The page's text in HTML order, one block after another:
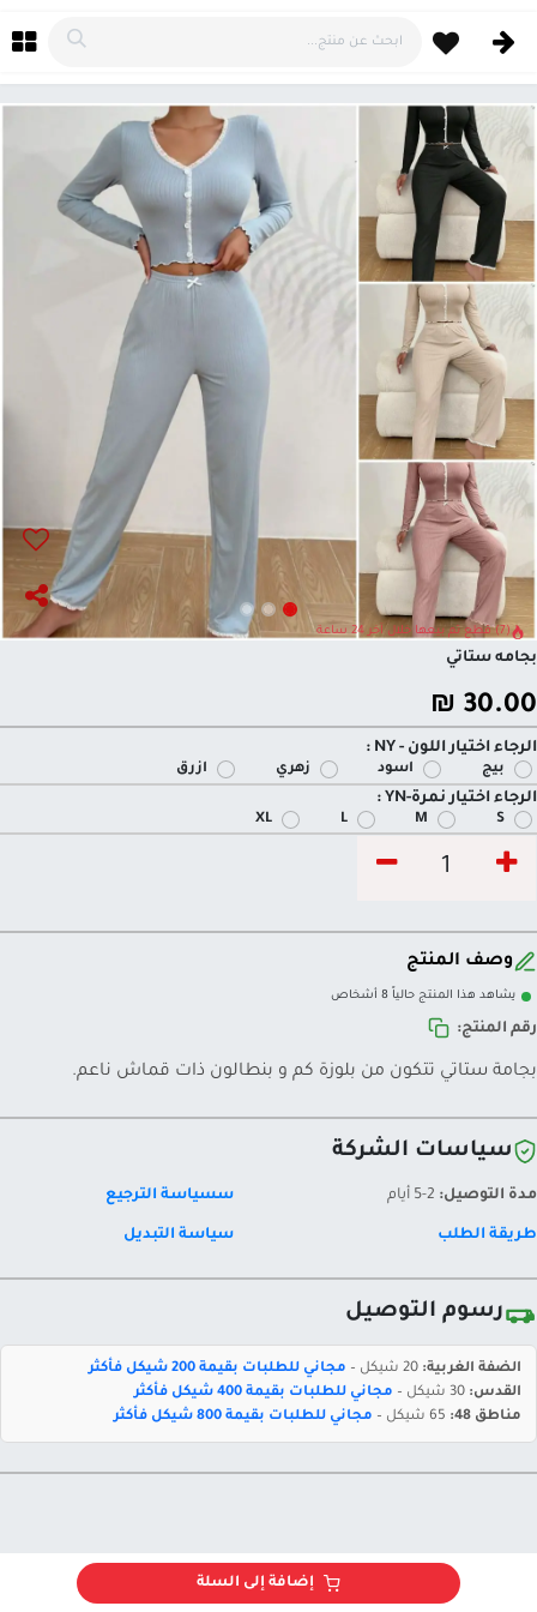
إضافة إلى السلة
(7) قطع تم بيعها خلال آخر 24 ساعة
بجامه ستاتي
30.00
₪
الرجاء اختيار اللون - NY :
بيج اسود زهري ازرق
الرجاء اختيار نمرة-YN :
S
M
L
XL
وصف المنتج
يشاهد هذا المنتج حالياً 8 أشخاص
رقم المنتج:
بجامة ستاتي تتكون من بلوزة كم و بنطالون ذات قماش ناعم.
سياسات الشركة
مدة التوصيل: سسياسة الترجيع
طريقة الطلب سياسة التبديل
رسوم التوصيل
الضفة الغربية:
مجاني للطلبات بقيمة 200 شيكل فأكثر
القدس:
مجاني للطلبات بقيمة 400 شيكل فأكثر
مناطق 48:
مجاني للطلبات بقيمة 800 شيكل فأكثر